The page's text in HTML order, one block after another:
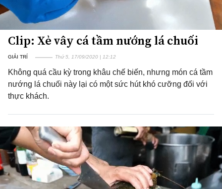
Clip: Xẻ vây cá tầm nướng lá chuối
GIẢI TRÍ Thứ 5, 17/09/2020 | 12:12
Không quá cầu kỳ trong khâu chế biến, nhưng món cá tầm
nướng lá chuối này lại có một sức hút khó cưỡng đối với
thực khách.